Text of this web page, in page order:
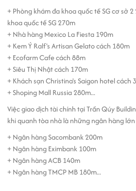
+ Phòng khám đa khoa quốc tế SG cơ sở
khoa quốc tế SG 270m
+ Nhà hàng Mexico La Fiesta 190m
+ Kem Ý Ralf's Artisan Gelato cách 180m
+ Ecofarm Cafe cách 88m
+ Siêu Thị Nhật cách 170m
+ Khách sạn Christina's Saigon hotel cách
+ Shoping Mall Russia 280m...
Việc giao dịch tài chính tại Trần Qúy
khi quanh tòa nhà là những ngân hàng
+ Ngân hàng Sacombank 200m
+ Ngân hàng Eximbank 100m
+ Ngân hàng ACB 140m
+ Ngân hàng TMCP MB 180m...